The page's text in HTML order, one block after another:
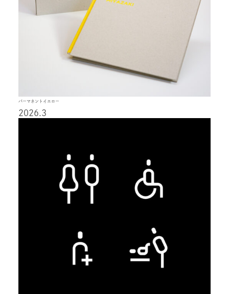
パーマネントイエロー
2026.3